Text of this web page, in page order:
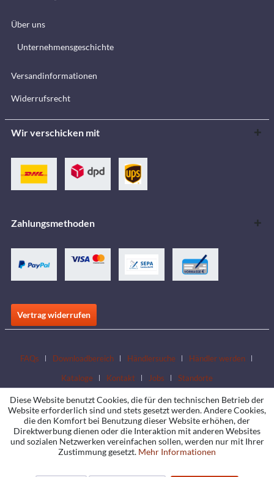
Über uns
Unternehmensgeschichte
Versandinformationen
Widerrufsrecht
Wir verschicken mit
Zahlungsmethoden
Vertrag widerrufen
FAQs Downloadbereich Händlersuche
Händler werden
Kataloge
Kontakt Jobs Standorte
Diese Website benutzt Cookies, die für den technischen Betrieb der
Website erforderlich sind und stets gesetzt werden. Andere Cookies,
die den Komfort bei Benutzung dieser Website erhöhen, der
Direktwerbung dienen oder die Interaktion mit anderen Websites
und sozialen Netzwerken vereinfachen sollen, werden nur mit Ihrer
Zustimmung gesetzt. Mehr Informationen